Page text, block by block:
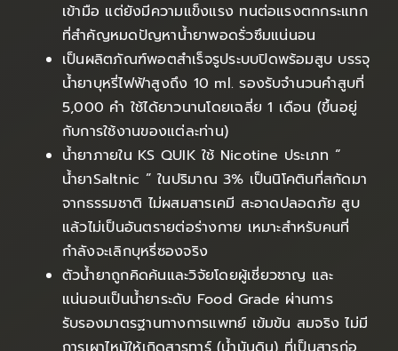
เข้ามือ แต่ยังมีความแข็งแรง ทนต่อแรงตกกระแทก
ที่สำคัญหมดปัญหาน้ำยาพอดรั่วซึมแน่นอน
เป็นผลิตภัณฑ์พอตสำเร็จรูประบบปิดพร้อมสูบ บรรจุ
น้ำยาบุหรี่ไฟฟ้าสูงถึง 10 ml. รองรับจำนวนคำสูบที่
5,000 คำ ใช้ได้ยาวนานโดยเฉลี่ย 1 เดือน (ขึ้นอยู่
กับการใช้งานของแต่ละท่าน)
น้ำยาภายใน KS QUIK ใช้ Nicotine ประเภท “
น้ำยาSaltnic ” ในปริมาณ 3% เป็นนิโคตินที่สกัดมา
จากธรรมชาติ ไม่ผสมสารเคมี สะอาดปลอดภัย สูบ
แล้วไม่เป็นอันตรายต่อร่างกาย เหมาะสำหรับคนที่
กำลังจะเลิกบุหรี่ซองจริง
ตัวน้ำยาถูกคิดค้นและวิจัยโดยผู้เชี่ยวชาญ และ
แน่นอนเป็นน้ำยาระดับ Food Grade ผ่านการ
รับรองมาตรฐานทางการแพทย์ เข้มข้น สมจริง ไม่มี